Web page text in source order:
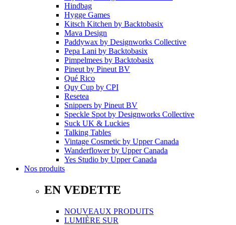
Hindbag
Hygge Games
Kitsch Kitchen by Backtobasix
Mava Design
Paddywax by Designworks Collective
Pepa Lani by Backtobasix
Pimpelmees by Backtobasix
Pineut by Pineut BV
Qué Rico
Quy Cup by CPI
Resetea
Snippers by Pineut BV
Speckle Spot by Designworks Collective
Suck UK & Luckies
Talking Tables
Vintage Cosmetic by Upper Canada
Wanderflowerby Upper Canada
Yes Studio by Upper Canada
Nos produits
EN VEDETTE
NOUVEAUX PRODUITS
LUMIÈRE SUR